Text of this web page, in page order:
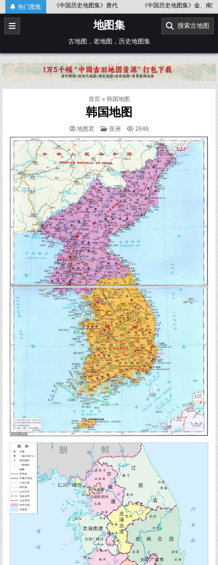
Skip
to
content
热门图集
《中国历史地图集》唐代 《中国历史地图集》金、南宋 《
地图集
古地图，老地图，历史地图集
搜索古地图
首页» 韩国地图
韩国地图
地图君
POSTED
亚洲 2646